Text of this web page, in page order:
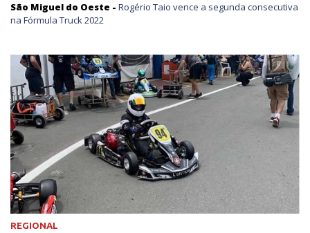
São Miguel do Oeste - Rogério Taio vence a segunda consecutiva
na Fórmula Truck 2022
REGIONAL